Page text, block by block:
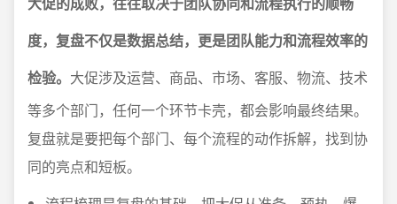
度，复盘不仅是数据总结，更是团队能力和流程效率的
检验。 大促涉及运营、商品、市场、客服、物流、技术
等多个部门，任何一个环节卡壳，都会影响最终结果。
复盘就是要把每个部门、每个流程的动作拆解，找到协
同的亮点和短板。